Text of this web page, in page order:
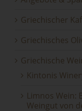
Griechischer
Griechisches
Griechische
Kintonis
Limnos Wein:
Weingut von